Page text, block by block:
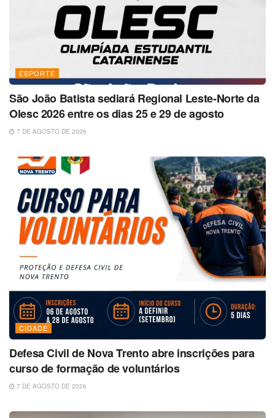
ESPORTE
São João Batista sediará Regional Leste-Norte da
Olesc 2026 entre os dias 25 e 29 de agosto
7 DE AGOSTO DE 2026
CIDADE
Defesa Civil de Nova Trento abre inscrições para
curso de formação de voluntários
7 DE AGOSTO DE 2026